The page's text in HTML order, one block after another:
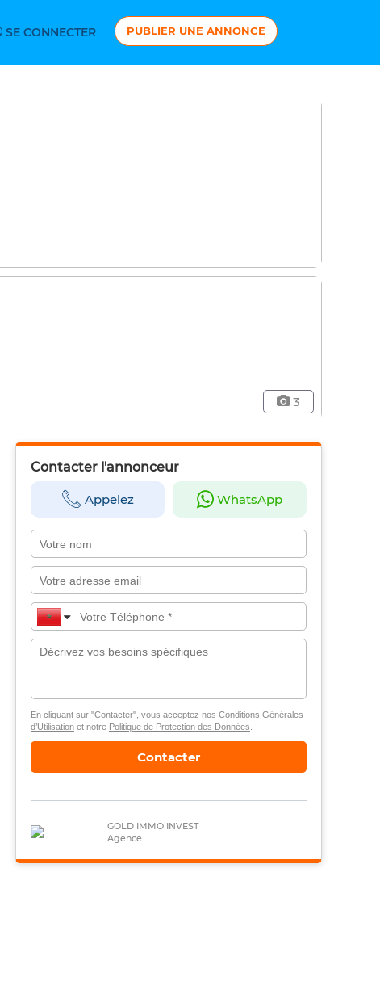
SE CONNECTER PUBLIER UNE ANNONCE
3
Contacter l'annonceur
Appelez WhatsApp
En cliquant sur "Contacter", vous acceptez nos Conditions Générales
d’Utilisationet notre Politique de Protection des Données
Contacter
GOLD IMMO INVEST
Agence